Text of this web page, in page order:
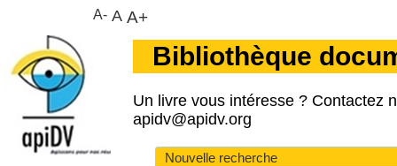
Bibliothèque
Un livre vous intéresse ? Contactez
apidv@apidv.org
Nouvelle recherche
A- A A+